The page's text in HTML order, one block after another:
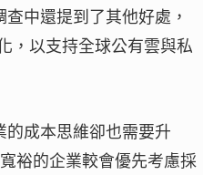
中還提到了其他好處，
，以支持全球公有雲與私
成本思維卻也需要升
裕的企業較會優先考慮採